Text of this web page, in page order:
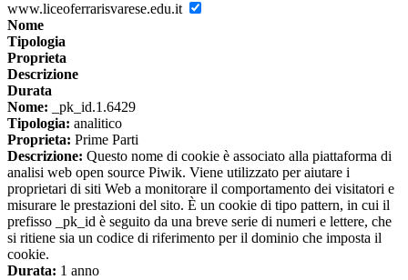
www.liceoferrarisvarese.edu.it
Nome
Tipologia
Proprieta
Descrizione
Durata
Nome: _pk_id.1.6429
Tipologia: analitico
Proprieta: Prime Parti
Descrizione: Questo nome di cookie è associato alla piattaforma di
analisi web open source Piwik. Viene utilizzato per aiutare i
proprietari di siti Web a monitorare il comportamento dei visitatori e
misurare le prestazioni del sito. È un cookie di tipo pattern, in cui il
prefisso _pk_id è seguito da una breve serie di numeri e lettere, che
si ritiene sia un codice di riferimento per il dominio che imposta il
cookie.
Durata: 1 anno